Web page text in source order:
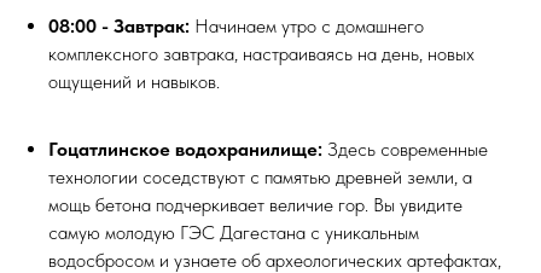
08:00 - Завтрак: Начинаем утро с домашнего
комплексного завтрака, настраиваясь на день, новых
ощущений и навыков.
Гоцатлинское водохранилище: Здесь современные
технологии соседствуют с памятью древней земли, а
мощь бетона подчеркивает величие гор. Вы увидите
самую молодую ГЭС Дагестана с уникальным
водосбросом и узнаете об археологических артефактах,